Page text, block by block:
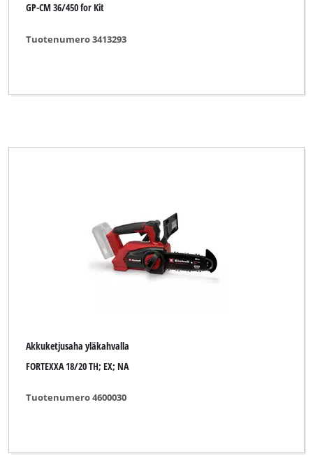
GP-CM 36/450 for Kit
Tuotenumero 3413293
Akkuketjusaha yläkahvalla
FORTEXXA 18/20 TH; EX; NA
Tuotenumero 4600030